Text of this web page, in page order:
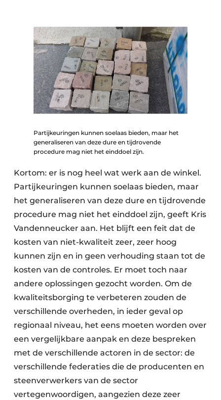
Partijkeuringen kunnen soelaas bieden, maar het
generaliseren van deze dure en tijdrovende
procedure mag niet het einddoel zijn.
Kortom: er is nog heel wat werk aan de winkel.
Partijkeuringen kunnen soelaas bieden, maar
het generaliseren van deze dure en tijdrovende
procedure mag niet het einddoel zijn, geeft Kris
Vandenneucker aan. Het blijft een feit dat de
kosten van niet-kwaliteit zeer, zeer hoog
kunnen zijn en in geen verhouding staan tot de
kosten van de controles. Er moet toch naar
andere oplossingen gezocht worden. Om de
kwaliteitsborging te verbeteren zouden de
verschillende overheden, in ieder geval op
regionaal niveau, het eens moeten worden over
een vergelijkbare aanpak en deze bespreken
met de verschillende actoren in de sector: de
verschillende federaties die de producenten en
steenverwerkers van de sector
vertegenwoordigen, aangezien deze zeer